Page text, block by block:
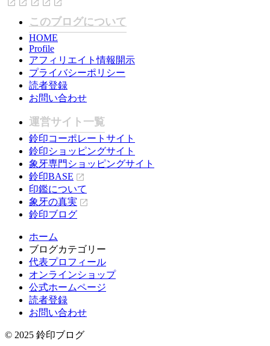
このブログについて
HOME
Profile
アフィリエイト情報開示
プライバシーポリシー
読者登録
お問い合わせ
運営サイト一覧
鈴印コーポレートサイト
鈴印ショッピングサイト
象牙専門ショッピングサイト
鈴印BASE
印鑑について
象牙の真実
鈴印ブログ
ホーム
ブログカテゴリー
代表プロフィール
オンラインショップ
公式ホームページ
読者登録
お問い合わせ
© 2025 鈴印ブログ